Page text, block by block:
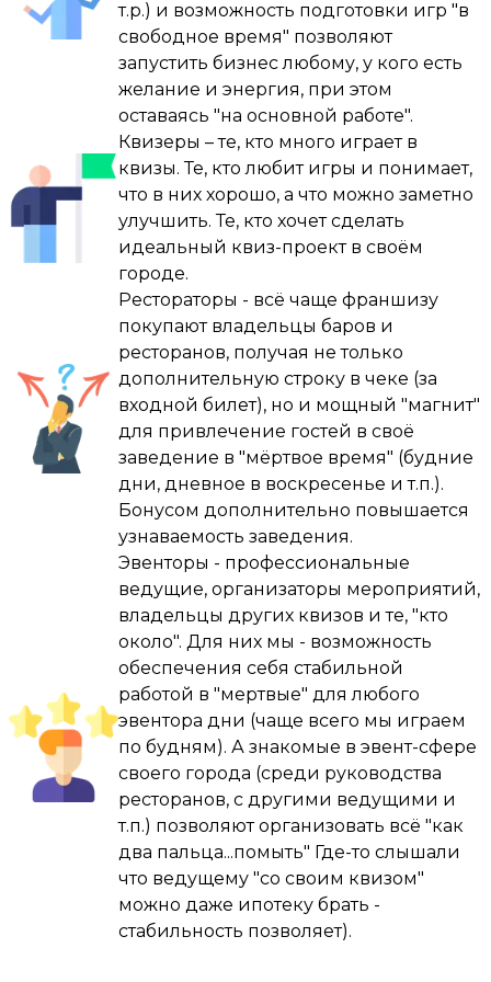
шаг и это было круто , почти сразу я
преодолел страх публичных выступлений (
был небольшой опыт ранее ) , дальше я
прошел обучающий курс у Дмитрия
Фурсова , пару индивидуальных занятий,
но самое главное я постоянно шаг за шагом
закреплял в себе уверенность !
Начинали с 4-5-6 команд в зале , тягаться
было тяжковато с «тяжеловесом» МЗГБ ,
опытный ведущий и достаточно хороший
организатор в одном лице у них , НО самое
главное я не сдался и продолжал
проводить игры , прошел год - другой и мы
уверено закрепились в городе , сейчас
солд-аут в зале все чаще стало делом
обычным ( 150-170 человек в зале ) , а когда-
то я мечтал о заветной «соточке» 🙂
Благодаря Угадайке за 3 года я получил
невероятный организаторский опыт ,
раскачал в себе ведущего ( уже были игры
и мероприятия корпоративного формата ) ,
авто/квартиру/ипотеку не взял , но сделал
ремонт в «трешечке» под 100 квадратов и
заработал на путешествие мечты , а это в
наших реалиях очень и очень неплохо ,
надо сказать что это мой не основной
заработок , а по-настоящему любимое хобби
, я понял смысл фразы «Найди себе дело по
душе и тебе не придётся трудиться ни
одного дня в жизни.»
Дорогой друг ,от себя я пожелал бы тебе -
не боятся и пробовать , но если дела сразу
не пойдут в гору , не унывать и не опускать
В какой-то момент мы решили, что кроме
квизов ничего не нужно. И теперь мои дни
устроены иначе: больше нет офисов,
заводов или ДК. Только игры, подготовка и
кайф от того, что делаешь то, что нравится.
И знаете что? Я доволен.
P.S. Если бы кто-то сказал мне в 2015-м, что
случайный поиск развлечений для детей
приведет к такому, я бы, наверное, не
поверил. Но вот она — жизнь.
т.р.) и возможность подготовки игр "в
свободное время" позволяют
запустить бизнес любому, у кого есть
желание и энергия, при этом
оставаясь "на основной работе".
Квизеры – те, кто много играет в
квизы. Те, кто любит игры и понимает,
что в них хорошо, а что можно заметно
улучшить. Те, кто хочет сделать
идеальный квиз-проект в своём
городе.
Рестораторы - всё чаще франшизу
покупают владельцы баров и
ресторанов, получая не только
дополнительную строку в чеке (за
входной билет), но и мощный "магнит"
для привлечение гостей в своё
заведение в "мёртвое время" (будние
дни, дневное в воскресенье и т.п.).
Бонусом дополнительно повышается
узнаваемость заведения.
Эвенторы - профессиональные
ведущие, организаторы мероприятий,
владельцы других квизов и те, "кто
около". Для них мы - возможность
обеспечения себя стабильной
работой в "мертвые" для любого
эвентора дни (чаще всего мы играем
по будням). А знакомые в эвент-сфере
своего города (среди руководства
ресторанов, с другими ведущими и
т.п.) позволяют организовать всё "как
два пальца...помыть" Где-то слышали
что ведущему "со своим квизом"
можно даже ипотеку брать -
стабильность позволяет).